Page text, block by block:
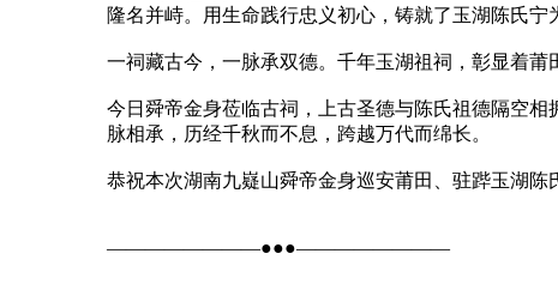
隆名并峙。用生命践行忠义初心，铸就了玉湖陈氏宁
一祠藏古今，一脉承双德。千年玉湖祖祠，彰显着
今日舜帝金身莅临古祠，上古圣德与陈氏祖德隔空
脉相承，历经千秋而不息，跨越万代而绵长。
恭祝本次湖南九嶷山舜帝金身巡安莆田、驻跸玉湖陈
————————●●●————————